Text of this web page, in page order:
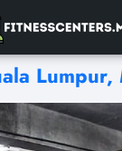
Lumpur,